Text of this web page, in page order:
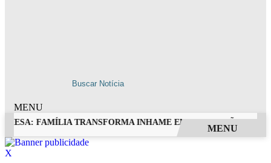
MENU
FAMÍLIA TRANSFORMA INHAME EM DOCES, PÃES E
MENU
X